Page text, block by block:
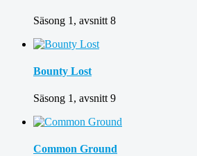
Säsong 1, avsnitt 8
Bounty Lost
Säsong 1, avsnitt 9
Common Ground